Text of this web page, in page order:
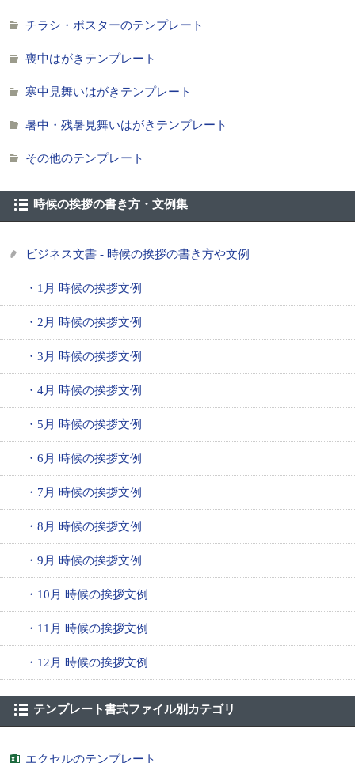
チラシ・ポスターのテンプレート
喪中はがきテンプレート
寒中見舞いはがきテンプレート
暑中・残暑見舞いはがきテンプレート
その他のテンプレート
時候の挨拶の書き方・文例集
ビジネス文書 - 時候の挨拶の書き方や文例
・1月 時候の挨拶文例
・2月 時候の挨拶文例
・3月 時候の挨拶文例
・4月 時候の挨拶文例
・5月 時候の挨拶文例
・6月 時候の挨拶文例
・7月 時候の挨拶文例
・8月 時候の挨拶文例
・9月 時候の挨拶文例
・10月 時候の挨拶文例
・11月 時候の挨拶文例
・12月 時候の挨拶文例
テンプレート書式ファイル別カテゴリ
エクセルのテンプレート